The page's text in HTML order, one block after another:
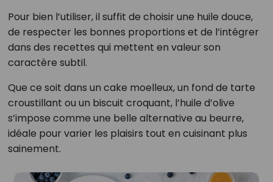
Pour bien l’utiliser, il suffit de choisir une huile douce,
de respecter les bonnes proportions et de l’intégrer
dans des recettes qui mettent en valeur son
caractère subtil.
Que ce soit dans un cake moelleux, un fond de tarte
croustillant ou un biscuit croquant, l’huile d’olive
s’impose comme une belle alternative au beurre,
idéale pour varier les plaisirs tout en cuisinant plus
sainement.